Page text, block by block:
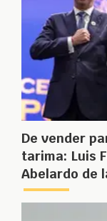
De vender
tarima: Luis
Abelardo de